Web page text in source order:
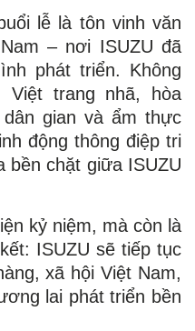
lễ là tôn vinh văn
– nơi ISUZU đã
phát triển. Không
Việt trang nhã, hòa
gian và ẩm thực
động thông điệp tri
bền chặt giữa ISUZU
kỷ niệm, mà còn là
ISUZU sẽ tiếp tục
xã hội Việt Nam,
lai phát triển bền